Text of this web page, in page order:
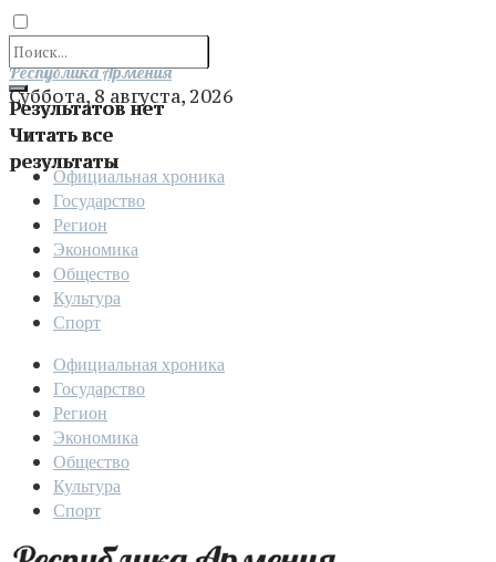
Результатов нет
Читать все
результаты
Отправить
Республика Армения
Суббота, 8 августа, 2026
Официальная хроника
Государство
Регион
Экономика
Общество
Культура
Спорт
Официальная хроника
Государство
Регион
Экономика
Общество
Культура
Спорт